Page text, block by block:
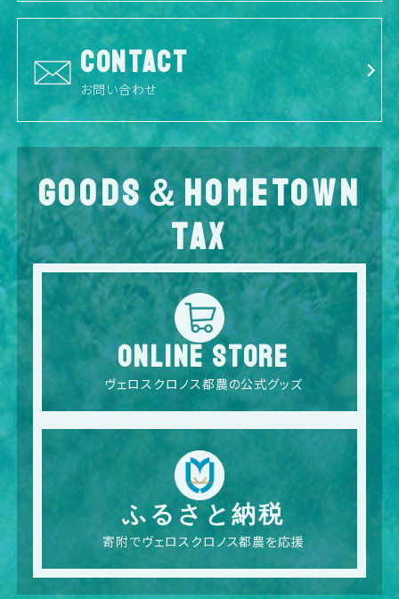
CONTACT
お問い合わせ
GOODS＆HOMETOWN
TAX
ONLINE STORE
ヴェロスクロノス都農の公式グッズ
ふるさと納税
寄附でヴェロスクロノス都農を応援